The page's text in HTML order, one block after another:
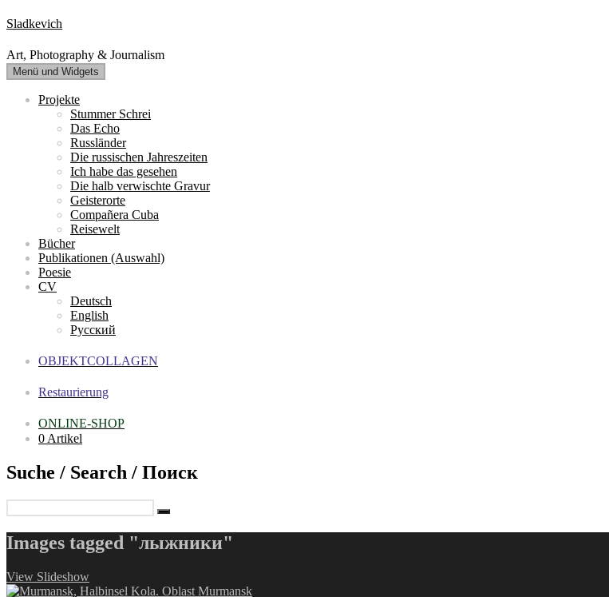
Zum
Inhalt
springen
Sladkevich
Art, Photography & Journalism
Menü und Widgets
Projekte
Stummer Schrei
Das Echo
Russländer
Die russischen Jahreszeiten
Ich habe das gesehen
Die halb verwischte Gravur
Geisterorte
Compañera Cuba
Reisewelt
Bücher
Publikationen (Auswahl)
Poesie
CV
Deutsch
English
Русский
OBJEKTCOLLAGEN
Restaurierung
ONLINE-SHOP
0 Artikel
Suche / Search / Поиск
Images tagged "лыжники"
View Slideshow